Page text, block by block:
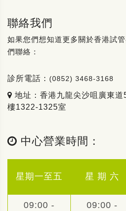
聯絡我們
如果您們想知道更多關於香港試
們聯絡：
診所電話： (0852) 3468-3168
地址：香港九龍尖沙咀廣東
樓1322-1325室
中心營業時間：
星期一至五 星 期 六
09:00 - 09:00 -